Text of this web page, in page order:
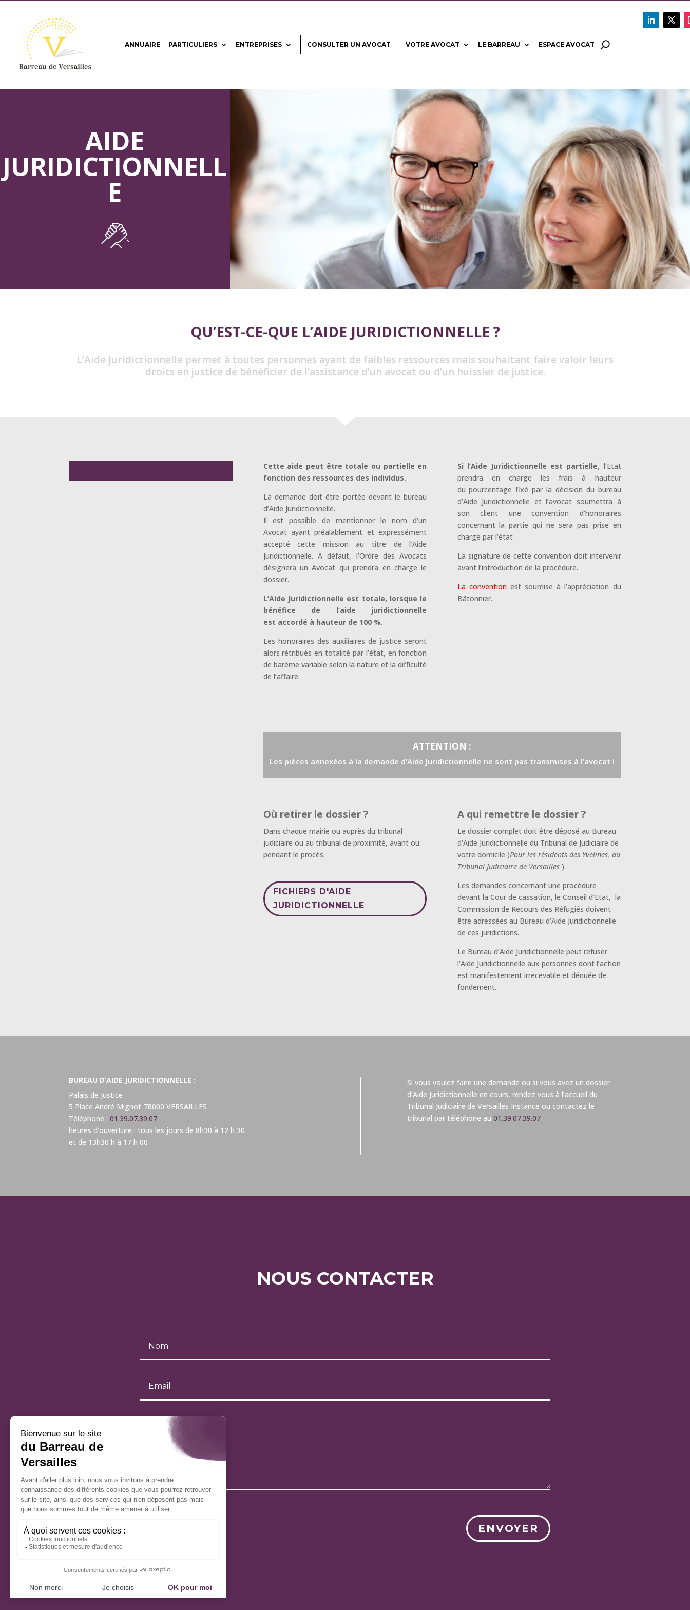
ANNUAIRE PARTICULIERS ENTREPRISES CONSULTER UN AVOCAT VOTRE AVOCAT LE BARREAU ESPACE AVOCAT
AIDE
JURIDICTIONNELL
E
QU’EST-CE-QUE L’AIDE JURIDICTIONNELLE ?
L’Aide Juridictionnelle permet à toutes personnes ayant de faibles ressources mais souhaitant faire valoir leurs
droits en justice de bénéficier de l’assistance d’un avocat ou d’un huissier de justice.
Cette aide peut être totale ou partielle en
fonction des ressources des individus.
La demande doit être portée devant le bureau
d’Aide Juridictionnelle.
Il est possible de mentionner le nom d’un
Avocat ayant préalablement et expressément
accepté cette mission au titre de l’Aide
Juridictionnelle. A défaut, l’Ordre des Avocats
désignera un Avocat qui prendra en charge le
dossier.
L’Aide Juridictionnelle est totale, lorsque le
bénéfice de l’aide juridictionnelle
est accordé à hauteur de 100 %.
Les honoraires des auxiliaires de justice seront
alors rétribués en totalité par l’état, en fonction
de barème variable selon la nature et la difficulté
de l’affaire.
Si l’Aide Juridictionnelle est partielle, l’Etat
prendra en charge les frais à hauteur
du pourcentage fixé par la décision du bureau
d’Aide Juridictionnelle et l’avocat soumettra à
son client une convention d’honoraires
concernant la partie qui ne sera pas prise en
charge par l’état
La signature de cette convention doit intervenir
avant l’introduction de la procédure.
La conventionest soumise à l’appréciation du
Bâtonnier.
ATTENTION :
Les pièces annexées à la demande d’Aide Juridictionnelle ne sont pas transmises à l’avocat !
Où retirer le dossier ?
Dans chaque mairie ou auprès du tribunal
judiciaire ou au tribunal de proximité, avant ou
pendant le procès.
FICHIERS D'AIDE
JURIDICTIONNELLE
A qui remettre le dossier ?
Le dossier complet doit être déposé au Bureau
d’Aide Juridictionnelle du Tribunal de Judiciaire de
votre domicile (Pour les résidents des Yvelines, au
Tribunal Judiciaire de Versailles).
Les demandes concernant une procédure
devant la Cour de cassation, le Conseil d’Etat, la
Commission de Recours des Réfugiés doivent
être adressées au Bureau d’Aide Juridictionnelle
de ces juridictions.
Le Bureau d’Aide Juridictionnelle peut refuser
l’Aide Juridictionnelle aux personnes dont l’action
est manifestement irrecevable et dénuée de
fondement.
BUREAU D’AIDE JURIDICTIONNELLE :
Palais de Justice
5 Place André Mignot-78000 VERSAILLES
Téléphone :01.39.07.39.07
heures d’ouverture : tous les jours de 8h30 à 12 h 30
et de 13h30 h à 17 h 00
Si vous voulez faire une demande ou si vous avez un dossier
d’Aide Juridictionnelle en cours, rendez vous à l’accueil du
Tribunal Judiciaire de Versailles Instance ou contactez le
tribunal par téléphone au 01.39.07.39.07
NOUS CONTACTER
ENVOYER